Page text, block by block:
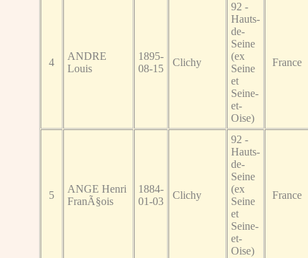
4
ANDRE
Louis
1895-
08-15
Clichy
92 -
Hauts-
de-
Seine
(ex
Seine
et
Seine-
et-
Oise)
France
5
ANGE Henri
FranÃ§ois
1884-
01-03
Clichy
92 -
Hauts-
de-
Seine
(ex
Seine
et
Seine-
et-
Oise)
France